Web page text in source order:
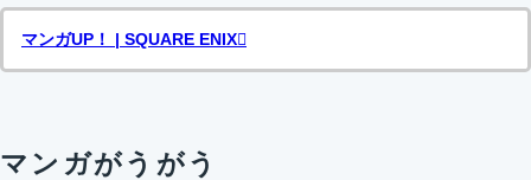
マンガUP！ | SQUARE ENIX
マンガがうがう